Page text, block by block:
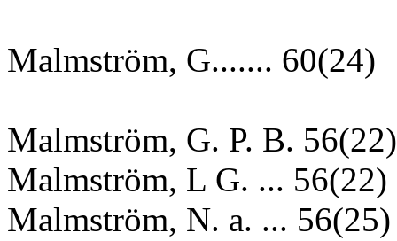
Malmström, G....... 60(24)
Malmström, G. P. B. 56(22)
Malmström, L G. ... 56(22)
Malmström, N. a. ... 56(25)